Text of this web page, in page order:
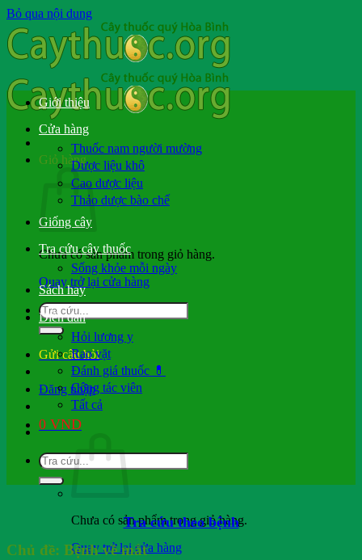
Bỏ qua nội dung
Giỏ hàng
Chưa có sản phẩm trong giỏ hàng.
Quay trở lại cửa hàng
Gửi câu hỏi
Đăng nhập
0 VND
Chưa có sản phẩm trong giỏ hàng.
Quay trở lại cửa hàng
Giới thiệu
Cửa hàng
Thuốc nam người mường
Dược liệu khô
Cao dược liệu
Thảo dược bào chế
Giống cây
Tra cứu cây thuốc
Sống khỏe mỗi ngày
Sách hay
Diễn đàn
Hỏi lương y
Rao vặt
Đánh giá thuốc 💊
Cộng tác viên
Tất cả
Tra cứu theo bệnh
Chủ đề: Bệnh về mắt